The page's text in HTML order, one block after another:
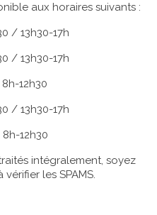
aux horaires suivants :
/ 13h30-17h
/ 13h30-17h
12h30
/ 13h30-17h
12h30
intégralement, soyez
les SPAMS.